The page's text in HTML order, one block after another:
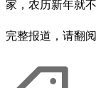
家，农历新年就
完整报道，请翻